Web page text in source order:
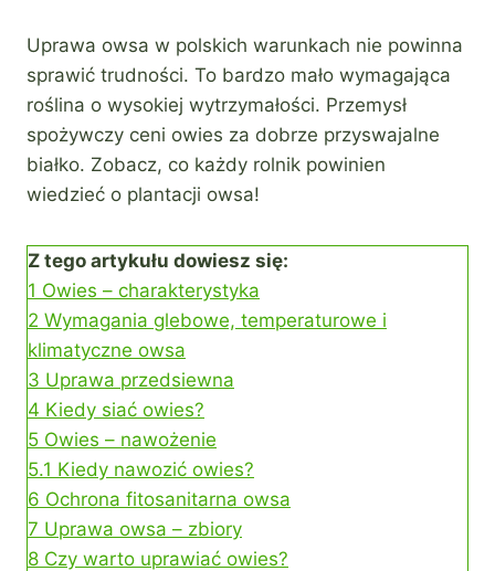
Uprawa owsa w polskich warunkach nie powinna
sprawić trudności. To bardzo mało wymagająca
roślina o wysokiej wytrzymałości. Przemysł
spożywczy ceni owies za dobrze przyswajalne
białko. Zobacz, co każdy rolnik powinien
wiedzieć o plantacji owsa!
Z tego artykułu dowiesz się:
1 Owies – charakterystyka
2 Wymagania glebowe, temperaturowe i
klimatyczne owsa
3 Uprawa przedsiewna
4 Kiedy siać owies?
5 Owies – nawożenie
5.1 Kiedy nawozić owies?
6 Ochrona fitosanitarna owsa
7 Uprawa owsa – zbiory
8 Czy warto uprawiać owies?